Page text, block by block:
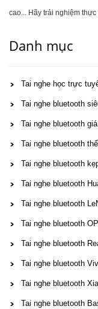
cao... Hãy trải nghiệm thực
Danh mục
Tai nghe học trực
Tai nghe bluetooth
Tai nghe bluetooth
Tai nghe bluetooth
Tai nghe bluetooth
Tai nghe bluetooth
Tai nghe bluetooth
Tai nghe bluetooth
Tai nghe bluetooth
Tai nghe bluetooth
Tai nghe bluetooth
Tai nghe bluetooth